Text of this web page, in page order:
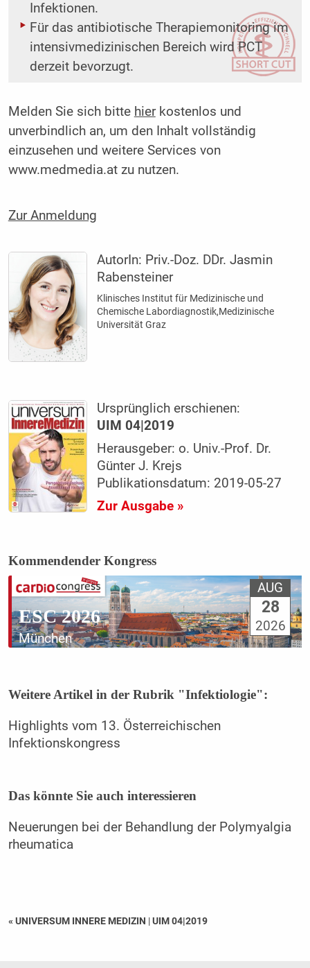
Infektionen.
Für das antibiotische Therapiemonitoring im
intensivmedizinischen Bereich wird PCT
derzeit bevorzugt.
Melden Sie sich bitte hierkostenlos und
unverbindlich an, um den Inhalt vollständig
einzusehen und weitere Services von
www.medmedia.at zu nutzen.
Zur Anmeldung
AutorIn: Priv.-Doz. DDr. Jasmin
Rabensteiner
Klinisches Institut für Medizinische und
Chemische Labordiagnostik,Medizinische
Universität Graz
Ursprünglich erschienen:
UIM 04|2019
Herausgeber: o. Univ.-Prof. Dr.
Günter J. Krejs
Publikationsdatum: 2019-05-27
Zur Ausgabe »
Kommendender Kongress
ESC 2026
München
AUG
28
2026
Weitere Artikel in der Rubrik "Infektiologie":
Highlights vom 13. Österreichischen
Infektionskongress
Das könnte Sie auch interessieren
Neuerungen bei der Behandlung der Polymyalgia
rheumatica
« UNIVERSUM INNERE MEDIZIN |UIM 04|2019